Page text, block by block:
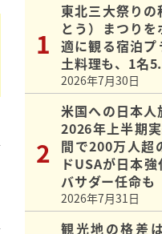
東北三大祭り
とう）まつり
適に観る宿泊
土料理も、1名
2026年7月30日
米国への日本人
2026年上半期
間で200万人超
ドUSAが日本
バサダー任命も
2026年7月31日
観光地の格差